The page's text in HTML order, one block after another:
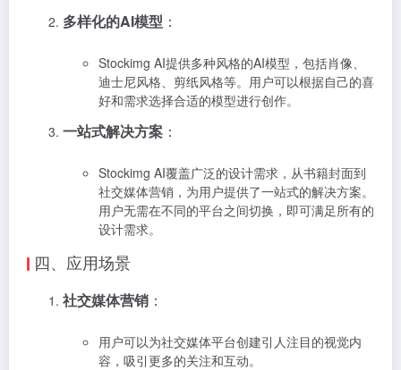
多样化的AI模型 ：
Stockimg AI提供多种风格的AI模型，包括肖像、
迪士尼风格、剪纸风格等。用户可以根据自己的喜
好和需求选择合适的模型进行创作。
一站式解决方案 ：
Stockimg AI覆盖广泛的设计需求，从书籍封面到
社交媒体营销，为用户提供了一站式的解决方案。
用户无需在不同的平台之间切换，即可满足所有的
设计需求。
四、应用场景
社交媒体营销 ：
用户可以为社交媒体平台创建引人注目的视觉内
容，吸引更多的关注和互动。